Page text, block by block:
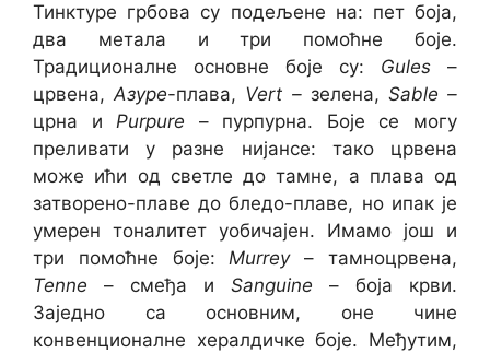
Тинктуре грбова су подељене на: пет боја,
два метала и три помоћне боје.
Традиционалне основне боје су: Gules –
црвена,Азуре-плава, Vert – зелена, Sable –
црна иPurpure – пурпурна. Боје се могу
преливати у разне нијансе: тако црвена
може ићи од светле до тамне, а плава од
затворено-плаве до бледо-плаве, но ипак је
умерен тоналитет уобичајен. Имамо још и
три помоћне боје:Murrey– тамноцрвена,
Tenne – смеђа и Sanguine – боја крви.
Заједно са основним, оне чине
конвенционалне хералдичке боје. Међутим,